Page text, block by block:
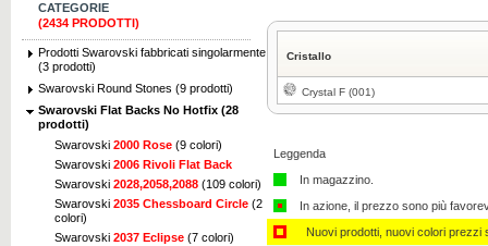
CATEGORIE
(2434 PRODOTTI)
Prodotti Swarovski fabbricati singolarmente
(3 prodotti)
Swarovski Round Stones (9 prodotti)
Swarovski Flat Backs No Hotfix (28
prodotti)
Swarovski 2000 Rose (9 colori)
Swarovski 2006 Rivoli Flat Back
Swarovski 2028,2058,2088 (109 colori)
Swarovski 2035 Chessboard Circle (2
colori)
Swarovski 2037 Eclipse (7 colori)
Cristallo
Crystal F (001)
Leggenda
In magazzino.
In azione, il prezzo sono più
Nuovi prodotti, nuovi colori prezzi